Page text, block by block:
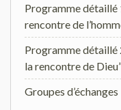
Programme détaillé
rencontre de
Programme détaillé
la rencontre de
Groupes d’échanges